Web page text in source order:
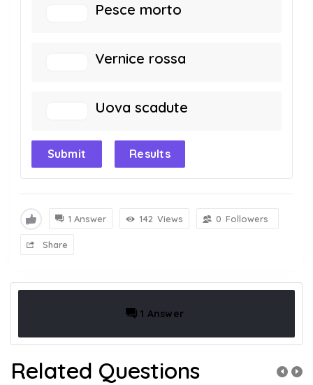
Pesce morto
Vernice rossa
Uova scadute
Submit Results
1 Answer 142 Views 0 Followers
Share
1 Answer
Related Questions